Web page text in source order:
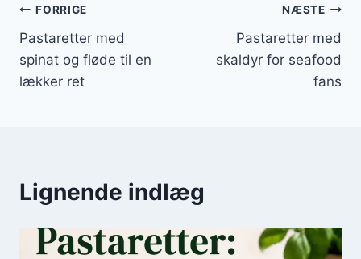
Indlægsnavigation
FORRIGE
Pastaretter med
spinat og fløde til en
lækker ret
NÆSTE
Pastaretter med
skaldyr for seafood
fans
Lignende indlæg